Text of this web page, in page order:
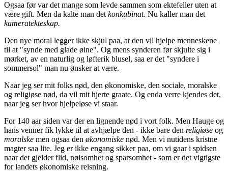
Ogsaa før var det mange som levde sammen som ektefeller uten at
være gift. Men da kalte man det konkubinat. Nu kaller man det
kameratekteskap.
Den nye moral legger ikke skjul paa, at den vil hjelpe menneskene
til at "synde med glade øine". Og mens synderen før skjulte sig i
mørket, av en naturlig og løfterik blusel, saa er det "syndere i
sommersol" man nu ønsker at være.
Naar jeg ser mit folks nød, den økonomiske, den sociale, moralske
og religiøse nød, da vil mit hjerte graate. Og enda verre kjendes det,
naar jeg ser hvor hjelpeløse vi staar.
For 140 aar siden var der en lignende nød i vort folk. Men Hauge og
hans venner fik lykke til at avhjælpe den - ikke bare den religiøse og
moralske men ogsaa den økonomiske nød. Men vi nutidens kristne
magter saa lite. Jeg er ikke engang sikker paa, om vi gaar i spidsen
naar det gjelder flid, nøisomhet og sparsomhet - som er det vigtigste
for landets økonomiske reisning.